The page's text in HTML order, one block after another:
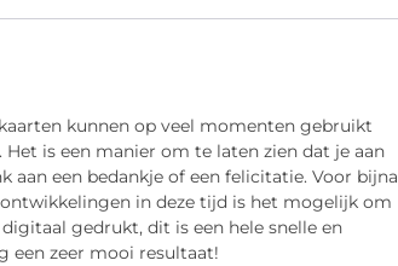
kunnen op veel momenten gebruikt
is een manier om te laten zien dat je aan
aan een bedankje of een felicitatie. Voor bijna
in deze tijd is het mogelijk om
gedrukt, dit is een hele snelle en
een zeer mooi resultaat!